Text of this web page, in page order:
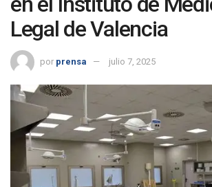
Legal de Valencia
por prensa julio 7, 2025